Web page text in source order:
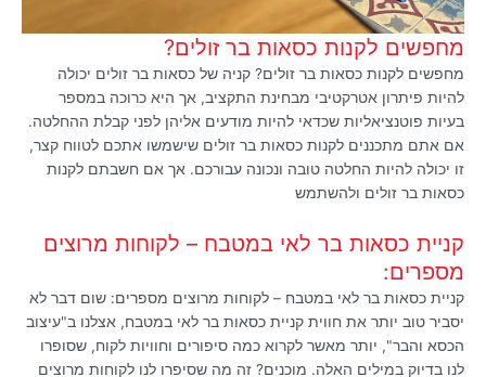
מחפשים לקנות כסאות בר זולים?
מחפשים לקנות כסאות בר זולים? קניה של כסאות בר זולים יכולה
להיות פיתרון אטרקטיבי מבחינת התקציב, אך היא כרוכה במספר
בעיות פוטנציאליות שכדאי להיות מודעים אליהן לפני קבלת ההחלטה.
אם אתם מתכננים לקנות כסאות בר זולים שישמשו אתכם לטווח קצר,
זו יכולה להיות החלטה טובה ונכונה עבורכם. אך אם חשבתם לקנות
כסאות בר זולים ולהשתמש
קניית כסאות בר לאי במטבח – לקוחות מרוצים
מספרים:
קניית כסאות בר לאי במטבח – לקוחות מרוצים מספרים: שום דבר לא
יסביר טוב יותר את חווית קניית כסאות בר לאי במטבח, אצלנו ב"עיצוב
הכסא והבר", יותר מאשר לקרוא כמה סיפורים וחוויות לקוח, שסופרו
לנו בדיוק במילים האלה. מוכנים? זה מה שסיפרו לנו לקוחות מרוצים